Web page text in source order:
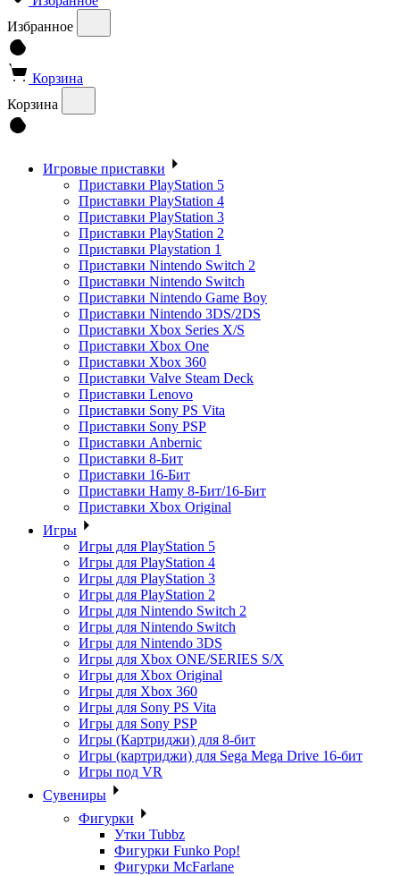
Избранное
Корзина
Корзина
Игровые приставки
Приставки PlayStation 5
Приставки PlayStation 4
Приставки PlayStation 3
Приставки PlayStation 2
Приставки Playstation 1
Приставки Nintendo Switch 2
Приставки Nintendo Switch
Приставки Nintendo Game Boy
Приставки Nintendo 3DS/2DS
Приставки Xbox Series X/S
Приставки Xbox One
Приставки Xbox 360
Приставки Valve Steam Deck
Приставки Lenovo
Приставки Sony PS Vita
Приставки Sony PSP
Приставки Anbernic
Приставки 8-Бит
Приставки 16-Бит
Приставки Hamy 8-Бит/16-Бит
Приставки Xbox Original
Игры
Игры для PlayStation 5
Игры для PlayStation 4
Игры для PlayStation 3
Игры для PlayStation 2
Игры для Nintendo Switch 2
Игры для Nintendo Switch
Игры для Nintendo 3DS
Игры для Xbox ONE/SERIES S/X
Игры для Xbox Original
Игры для Xbox 360
Игры для Sony PS Vita
Игры для Sony PSP
Игры (Картриджи) для 8-бит
Игры (картриджи) для Sega Mega Drive 16-бит
Игры под VR
Сувениры
Фигурки
Утки Tubbz
Фигурки Funko Pop!
Фигурки McFarlane